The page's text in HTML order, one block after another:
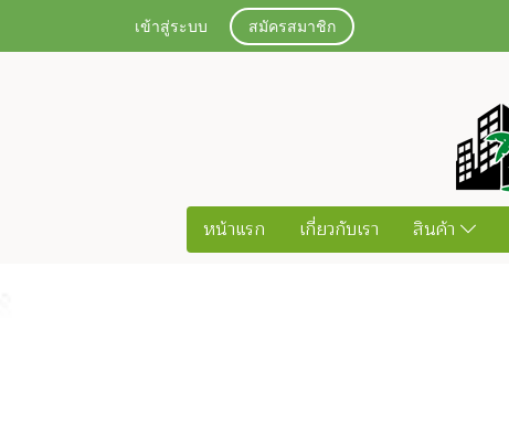
เข้าสู่ระบบ สมัครสมาชิก
หน้าแรก เกี่ยวกับเรา สินค้า